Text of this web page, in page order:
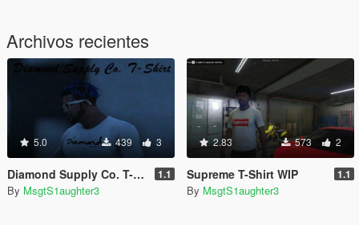
Archivos recientes
5.0 439 3
Diamond Supply Co. T-Shirt 1.1
By MsgtS1aughter3
2.83 573 2
Supreme T-Shirt WIP 1.1
By MsgtS1aughter3